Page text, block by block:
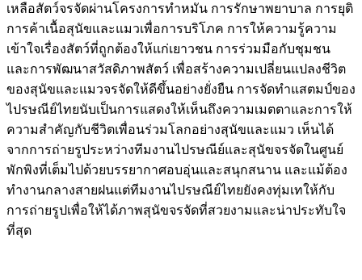
เหลือสัตว์จรจัดผ่านโครงการทำหมัน การรักษาพยาบาล การยุติ
การค้าเนื้อสุนัขและแมวเพื่อการบริโภค การให้ความรู้ความ
เข้าใจเรื่องสัตว์ที่ถูกต้องให้แก่เยาวชน การร่วมมือกับชุมชน
และการพัฒนาสวัสดิภาพสัตว์ เพื่อสร้างความเปลี่ยนแปลงชีวิต
ของสุนัขและแมวจรจัดให้ดีขึ้นอย่างยั่งยืน การจัดทำแสตมป์ของ
ไปรษณีย์ไทยนับเป็นการแสดงให้เห็นถึงความเมตตาและการให้
ความสำคัญกับชีวิตเพื่อนร่วมโลกอย่างสุนัขและแมว เห็นได้
จากการถ่ายรูประหว่างทีมงานไปรษณีย์และสุนัขจรจัดในศูนย์
พักพิงที่เต็มไปด้วยบรรยากาศอบอุ่นและสนุกสนาน และแม้ต้อง
ทำงานกลางสายฝนแต่ทีมงานไปรษณีย์ไทยยังคงทุ่มเทให้กับ
การถ่ายรูปเพื่อให้ได้ภาพสุนัขจรจัดที่สวยงามและน่าประทับใจ
ที่สุด